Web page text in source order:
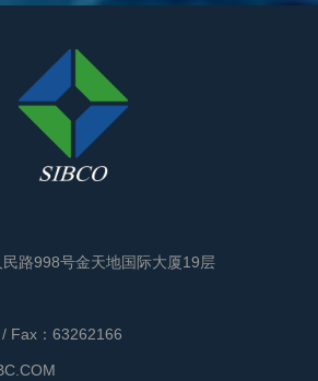
路998号金天地国际大厦19层
Fax：63262166